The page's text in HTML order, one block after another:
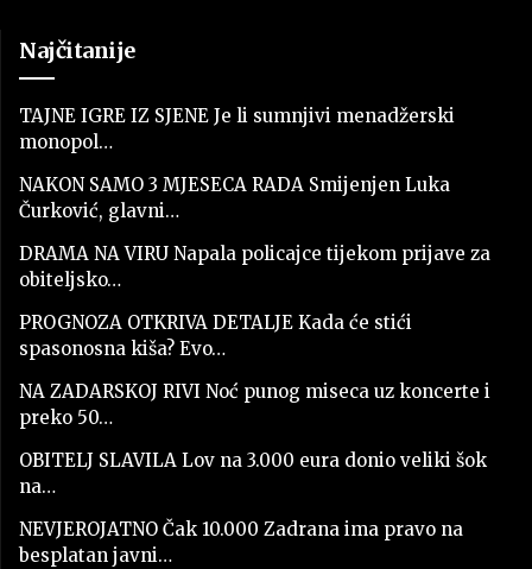
Najčitanije
TAJNE IGRE IZ SJENE Je li sumnjivi menadžerski
monopol…
NAKON SAMO 3 MJESECA RADA Smijenjen Luka
Čurković, glavni…
DRAMA NA VIRU Napala policajce tijekom prijave za
obiteljsko…
PROGNOZA OTKRIVA DETALJE Kada će stići
spasonosna kiša? Evo…
NA ZADARSKOJ RIVI Noć punog miseca uz koncerte i
preko 50…
OBITELJ SLAVILA Lov na 3.000 eura donio veliki šok
na…
NEVJEROJATNO Čak 10.000 Zadrana ima pravo na
besplatan javni…